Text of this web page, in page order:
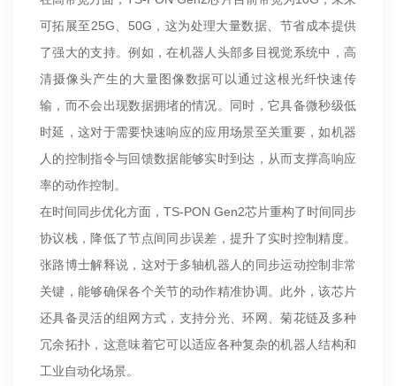
可拓展至25G、50G，这为处理大量数据、节省成本提供
了强大的支持。例如，在机器人头部多目视觉系统中，高
清摄像头产生的大量图像数据可以通过这根光纤快速传
输，而不会出现数据拥堵的情况。同时，它具备微秒级低
时延，这对于需要快速响应的应用场景至关重要，如机器
人的控制指令与回馈数据能够实时到达，从而支撑高响应
率的动作控制。
在时间同步优化方面，TS-PON Gen2芯片重构了时间同步
协议栈，降低了节点间同步误差，提升了实时控制精度。
张路博士解释说，这对于多轴机器人的同步运动控制非常
关键，能够确保各个关节的动作精准协调。此外，该芯片
还具备灵活的组网方式，支持分光、环网、菊花链及多种
冗余拓扑，这意味着它可以适应各种复杂的机器人结构和
工业自动化场景。